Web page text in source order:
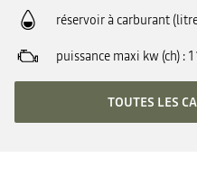
réservoir à carburant
puissance maxi kw (ch)
TOUTES LES